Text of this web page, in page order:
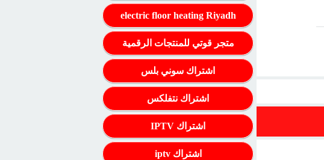
electric floor heating Riyadh
متجر قوتي للمنتجات الرقمية
اشتراك سوني بلس
اشتراك نتفلكس
اشتراك IPTV
اشتراك iptv